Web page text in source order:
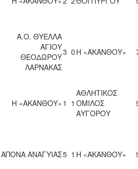
Α.Ο. ΘΥΕΛΛΑ
ΑΓΙΟΥ
ΘΕΟΔΩΡΟΥ
ΛΑΡΝΑΚΑΣ
3 0 Η «ΑΚΑΝΘΟΥ»
Η «ΑΚΑΝΘΟΥ» 1 1
ΑΘΛΗΤΙΚΟΣ
ΟΜΙΛΟΣ
ΑΥΓΟΡΟΥ
ΑΠΟΝΑ ΑΝΑΓΥΙΑΣ5 1 Η «ΑΚΑΝΘΟΥ»